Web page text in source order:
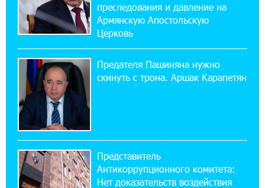
11:21:15 31-07-2026
ЕАЭС со временем будет расширяться. Когда-
нибудь это поймёт и рядовой армянин, но
11:03:52 31-07-2026
Если Израиль использует тему Геноцида
армян против Эрдогана, то что для него
значит сам Геноцид?
17:16:14 30-07-2026
ВТБ (Армения): вклад «Стабильный» — до
10% годовых и оформление в мобильном
приложении
преследования и давление на
Армянскую Апостольскую
Церковь
Предателя Пашиняна нужно
скинуть с трона. Аршак Карапетян
Представитель
Антикоррупционного комитета:
Нет доказательств воздействия